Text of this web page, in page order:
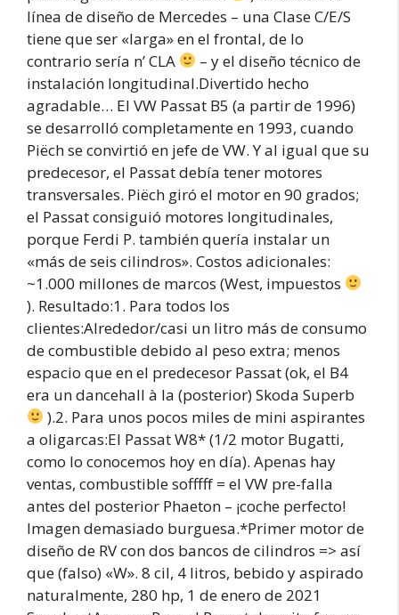
línea de diseño de Mercedes – una Clase C/E/S
tiene que ser «larga» en el frontal, de lo
contrario sería n’ CLA
– y el diseño técnico de
instalación longitudinal.Divertido hecho
agradable… El VW Passat B5 (a partir de 1996)
se desarrolló completamente en 1993, cuando
Piëch se convirtió en jefe de VW. Y al igual que su
predecesor, el Passat debía tener motores
transversales. Piëch giró el motor en 90 grados;
el Passat consiguió motores longitudinales,
porque Ferdi P. también quería instalar un
«más de seis cilindros». Costos adicionales:
~1.000 millones de marcos (West, impuestos
). Resultado:1. Para todos los
clientes:Alrededor/casi un litro más de consumo
de combustible debido al peso extra; menos
espacio que en el predecesor Passat (ok, el B4
era un dancehall à la (posterior) Skoda Superb
).2. Para unos pocos miles de mini aspirantes
a oligarcas:El Passat W8* (1/2 motor Bugatti,
como lo conocemos hoy en día). Apenas hay
ventas, combustible sofffff = el VW pre-falla
antes del posterior Phaeton – ¡coche perfecto!
Imagen demasiado burguesa.*Primer motor de
diseño de RV con dos bancos de cilindros => así
que (falso) «W». 8 cil, 4 litros, bebido y aspirado
naturalmente, 280 hp, 1 de enero de 2021